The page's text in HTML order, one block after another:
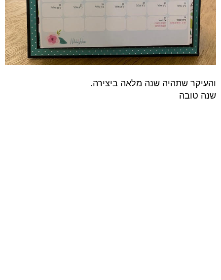
והעיקר שתהיה שנה מלאה ביצירה.
שנה טובה